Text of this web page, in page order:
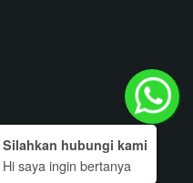
Kansai Paint
Silahkan hubungi kami
Hi saya ingin bertanya